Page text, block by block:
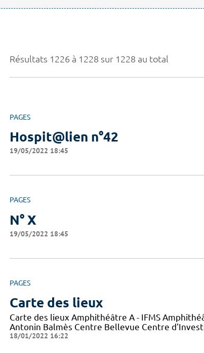
Résultats 1226 à 1228 sur 1228 au total
PAGES
Hospit@lien n°42
19/05/2022 18:45
PAGES
N° X
19/05/2022 18:45
PAGES
Carte des lieux
Carte des lieux Amphithéâtre A - IFMS
Antonin Balmès Centre Bellevue Centre
18/01/2022 16:22